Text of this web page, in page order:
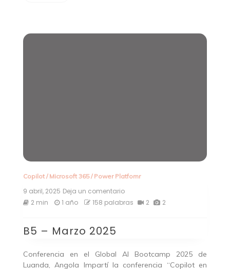
Copilot/ Microsoft 365/ Power Platfomr
9 abril, 2025 Deja un comentarioen
B5
2 min 1 año 158 palabras 2 2
B5 – Marzo 2025
Conferencia en el Global AI Bootcamp 2025 de
Luanda, Angola Impartí la conferencia “Copilot en